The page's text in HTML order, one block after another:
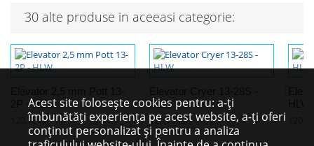
30 alte produse in aceeasi categorie:
2P - HLW
120,73 lei
HLW
120,73 lei
Acest site folosește cookies pentru: a-ți
îmbunătăți experiența pe acest website, a-ți oferi
conținut personalizat și pentru a analiza